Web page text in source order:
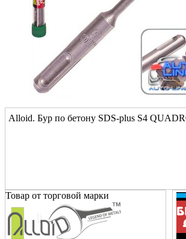
Alloid. Бур по бетону SDS-plus S4
Товар от торговой марки